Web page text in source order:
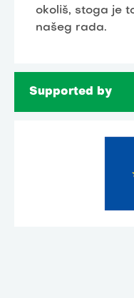
okoliš, stoga je
našeg rada.
Supported by